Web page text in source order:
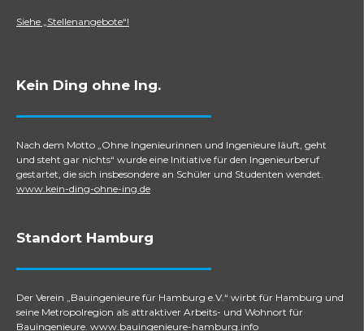
Siehe „Stellenangebote“!
Kein Ding ohne Ing.
Nach dem Motto „Ohne Ingenieurinnen und Ingenieure läuft, geht
und steht gar nichts“ wurde eine Initiative für den Ingenieurberuf
gestartet, die sich insbesondere an Schüler und Studenten wendet.
www.kein-ding-ohne-ing.de
Standort Hamburg
Der Verein „Bauingenieure für Hamburg e.V.“ wirbt für Hamburg und
seine Metropolregion als attraktiver Arbeits- und Wohnort für
Bauingenieure. www.bauingenieure-hamburg.info